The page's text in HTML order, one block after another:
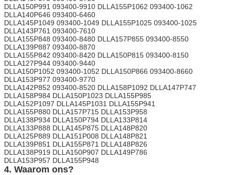
DLLA150P991 093400-9910 DLLA155P1062 093400-1062
DLLA140P646 093400-6460
DLLA145P1049 093400-1049 DLLA155P1025 093400-1025
DLLA143P761 093400-7610
DLLA155P848 093400-8480 DLLA157P855 093400-8550
DLLA139P887 093400-8870
DLLA155P842 093400-8420 DLLA150P815 093400-8150
DLLA127P944 093400-9440
DLLA150P1052 093400-1052 DLLA150P866 093400-8660
DLLA153P977 093400-9770
DLLA142P852 093400-8520 DLLA158P1092 DLLA147P747
DLLA158P984 DLLA150P1023 DLLA155P985
DLLA152P1097 DLLA145P1031 DLLA155P941
DLLA155P880 DLLA157P715 DLLA153P958
DLLA138P934 DLLA150P794 DLLA133P814
DLLA133P888 DLLA145P875 DLLA148P820
DLLA125P889 DLLA151P008 DLLA148P821
DLLA139P851 DLLA155P871 DLLA148P826
DLLA138P919 DLLA150P907 DLLA149P786
DLLA153P957 DLLA155P948
4. Waarom ons?